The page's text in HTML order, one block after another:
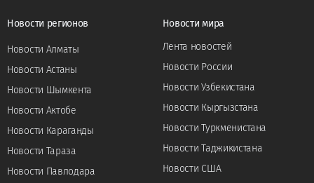
Новости регионов
Новости Алматы
Новости Астаны
Новости Шымкента
Новости Актобе
Новости Караганды
Новости Тараза
Новости Павлодара
Новости мира
Лента новостей
Новости России
Новости Узбекистана
Новости Кыргызстана
Новости Туркменистана
Новости Таджикистана
Новости США